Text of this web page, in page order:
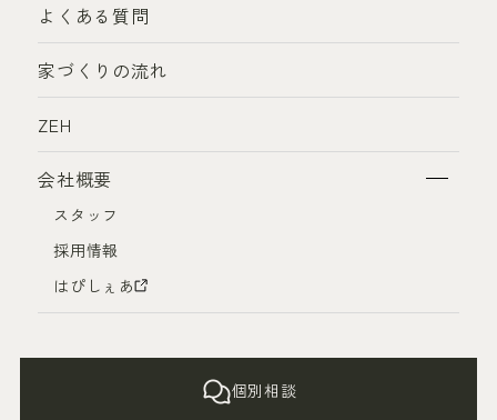
個別相談
よくある質問
家づくりの流れ
ZEH
会社概要
スタッフ
採用情報
はぴしぇあ